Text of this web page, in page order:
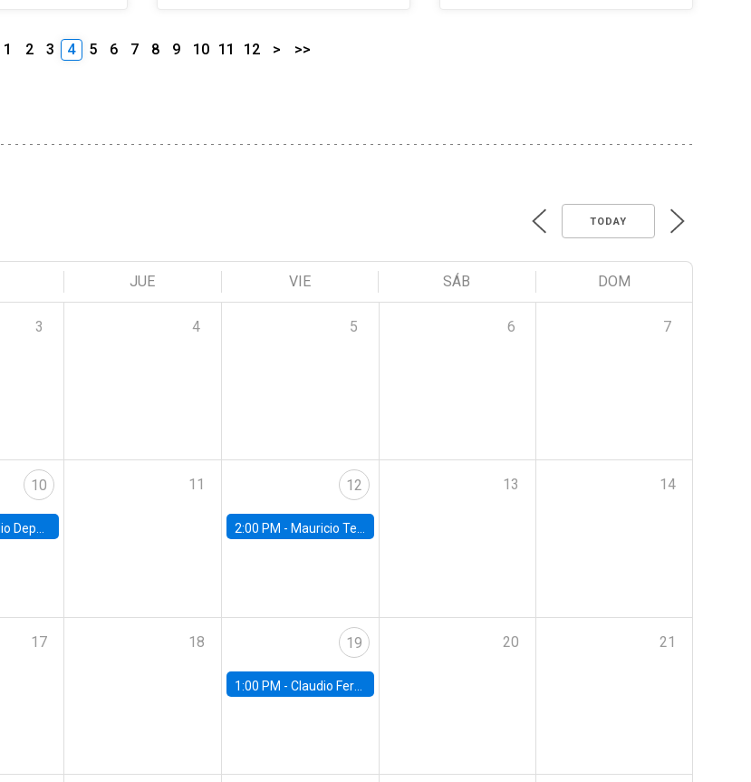
1 2 3 4 5 6 7 8 9 10 11 12 > >>
TODAY
JUE VIE SÁB DOM
3 4 5 6 7
10
Universidad Católica
11 12
2:00 PM - Mauricio Tejada, UDP
13 14
17 18 19
1:00 PM - Claudio Ferraz, British Columbia
20 21